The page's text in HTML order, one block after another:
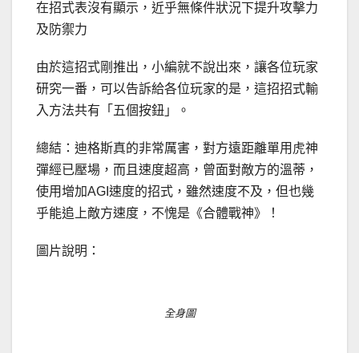
在招式表沒有顯示，近乎無條件狀況下提升攻擊力
及防禦力
由於這招式剛推出，小編就不說出來，讓各位玩家
研究一番，可以告訴給各位玩家的是，這招招式輸
入方法共有「五個按鈕」。
總結：迪格斯真的非常厲害，對方遠距離單用虎神
彈經已壓場，而且速度超高，曾面對敵方的溫蒂，
使用增加AGI速度的招式，雖然速度不及，但也幾
乎能追上敵方速度，不愧是《合體戰神》！
圖片說明：
全身圖